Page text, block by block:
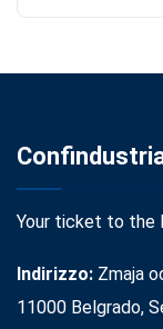
Your ticket to the
Indirizzo: Zmaja
11000 Belgrado,